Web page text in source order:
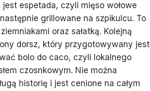
espetada, czyli mięso wołowe
grillowane na szpikulcu. To
oraz sałatką. Kolejną
dorsz, który przygotowywany jest
bolo do caco, czyli lokalnego
czosnkowym. Nie można
historię i jest cenione na całym